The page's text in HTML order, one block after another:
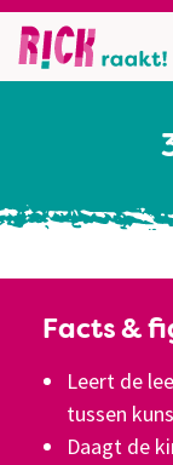
Facts &
Leert de
tussen
Daagt de